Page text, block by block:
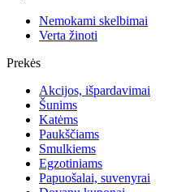
Nemokami skelbimai
Verta žinoti
Prekės
Akcijos, išpardavimai
Šunims
Katėms
Paukščiams
Smulkiems
Egzotiniams
Papuošalai, suvenyrai